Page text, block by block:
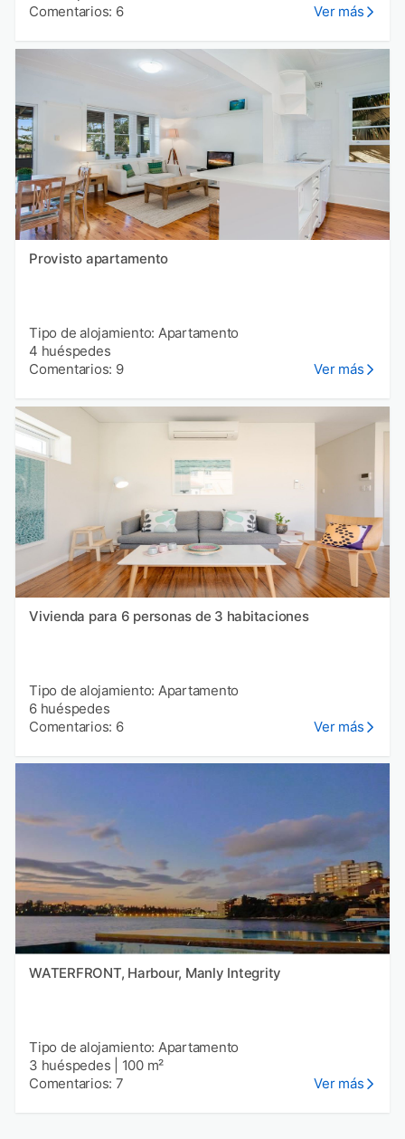
Comentarios: 6
Ver más
Provisto apartamento
Tipo de alojamiento: Apartamento
4 huéspedes
Comentarios: 9
Ver más
Vivienda para 6 personas de 3 habitaciones
Tipo de alojamiento: Apartamento
6 huéspedes
Comentarios: 6
Ver más
WATERFRONT, Harbour, Manly Integrity
Tipo de alojamiento: Apartamento
3 huéspedes
100 m²
Comentarios: 7
Ver más